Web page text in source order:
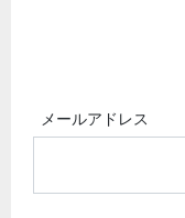
メールアドレス